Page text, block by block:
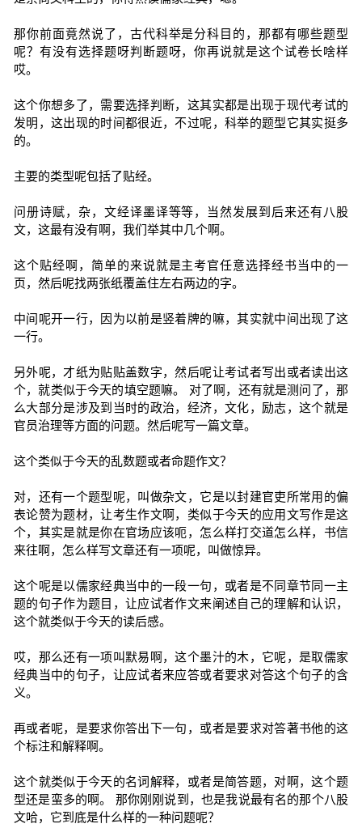
那你前面竟然说了，古代科举是分科目的，那都有哪些题型
呢？有没有选择题呀判断题呀，你再说就是这个试卷长啥样
哎。
这个你想多了，需要选择判断，这其实都是出现于现代考试的
发明，这出现的时间都很近，不过呢，科举的题型它其实挺多
的。
主要的类型呢包括了贴经。
问册诗赋，杂，文经译墨译等等，当然发展到后来还有八股
文，这最有没有啊，我们举其中几个啊。
这个贴经啊，简单的来说就是主考官任意选择经书当中的一
页，然后呢找两张纸覆盖住左右两边的字。
中间呢开一行，因为以前是竖着牌的嘛，其实就中间出现了这
一行。
另外呢，才纸为贴贴盖数字，然后呢让考试者写出或者读出这
个，就类似于今天的填空题嘛。 对了啊，还有就是测问了，那
么大部分是涉及到当时的政治，经济，文化，励志，这个就是
官员治理等方面的问题。然后呢写一篇文章。
这个类似于今天的乱数题或者命题作文？
对，还有一个题型呢，叫做杂文，它是以封建官吏所常用的偏
表论赞为题材，让考生作文啊，类似于今天的应用文写作是这
个，其实是就是你在官场应该呃，怎么样打交道怎么样，书信
来往啊，怎么样写文章还有一项呢，叫做惊异。
这个呢是以儒家经典当中的一段一句，或者是不同章节同一主
题的句子作为题目，让应试者作文来阐述自己的理解和认识，
这个就类似于今天的读后感。
哎，那么还有一项叫默易啊，这个墨汁的木，它呢，是取儒家
经典当中的句子，让应试者来应答或者要求对答这个句子的含
义。
再或者呢，是要求你答出下一句，或者是要求对答著书他的这
个标注和解释啊。
这个就类似于今天的名词解释，或者是简答题，对啊，这个题
型还是蛮多的啊。 那你刚刚说到，也是我说最有名的那个八股
文哈，它到底是什么样的一种问题呢？